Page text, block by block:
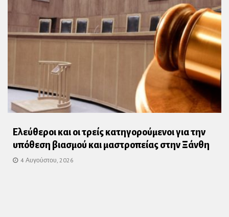
Ελεύθεροι και οι τρείς κατηγορούμενοι για την
υπόθεση βιασμού και μαστροπείας στην Ξάνθη
4 Αυγούστου, 2026